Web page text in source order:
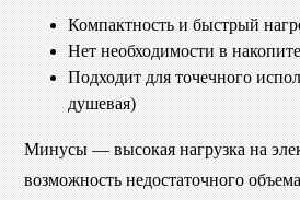
Компактность и быстрый
Нет необходимости в
Подходит для точечного
душевая)
Минусы — высокая нагрузка на
возможность недостаточного